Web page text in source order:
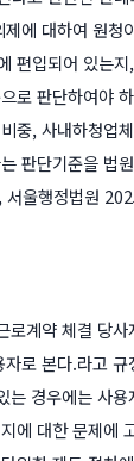
에 대하여 원
편입되어 있는
로 판단하여야
중, 사내하청업
판단기준을
울행정법원
계약 체결 당
로 본다.라고
는 경우에는 사용
에 대한 문제